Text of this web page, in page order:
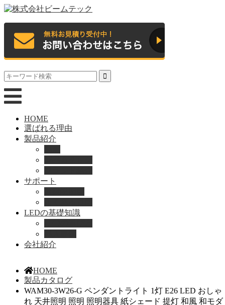
HOME
選ばれる理由
製品紹介
サポート
LEDの基礎知識
会社紹介
HOME
製品カタログ
WAM30-3W26-G ペンダントライト 1灯 E26 LED おしゃ
れ 天井照明 照明 照明器具 紙シェード 提灯 和風 和モダ